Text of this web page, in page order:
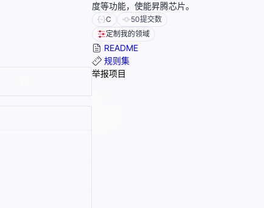
度等功能，使能昇腾芯片。
C 50提交数
定制我的领域
README
规则集
举报项目